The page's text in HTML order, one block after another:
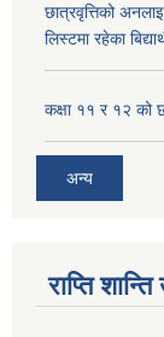
छात्रवृत्तिको
लिस्टमा रहेका
कक्षा ११ र १२ को
अन्य
राप्ति शान्ति